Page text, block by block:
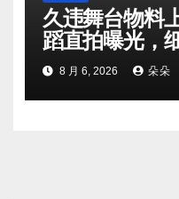
久违舞台物料
蹈直拍曝光，
8 月 6, 2026 朵朵